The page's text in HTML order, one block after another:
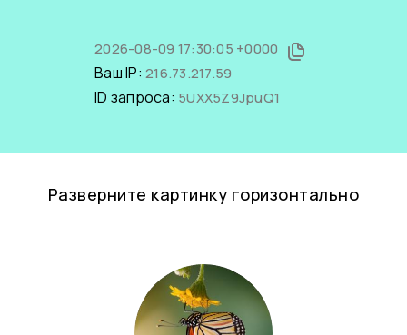
2026-08-09 17:30:05 +0000
Ваш IP: 216.73.217.59
ID запроса: 5UXX5Z9JpuQ1
Разверните картинку горизонтально